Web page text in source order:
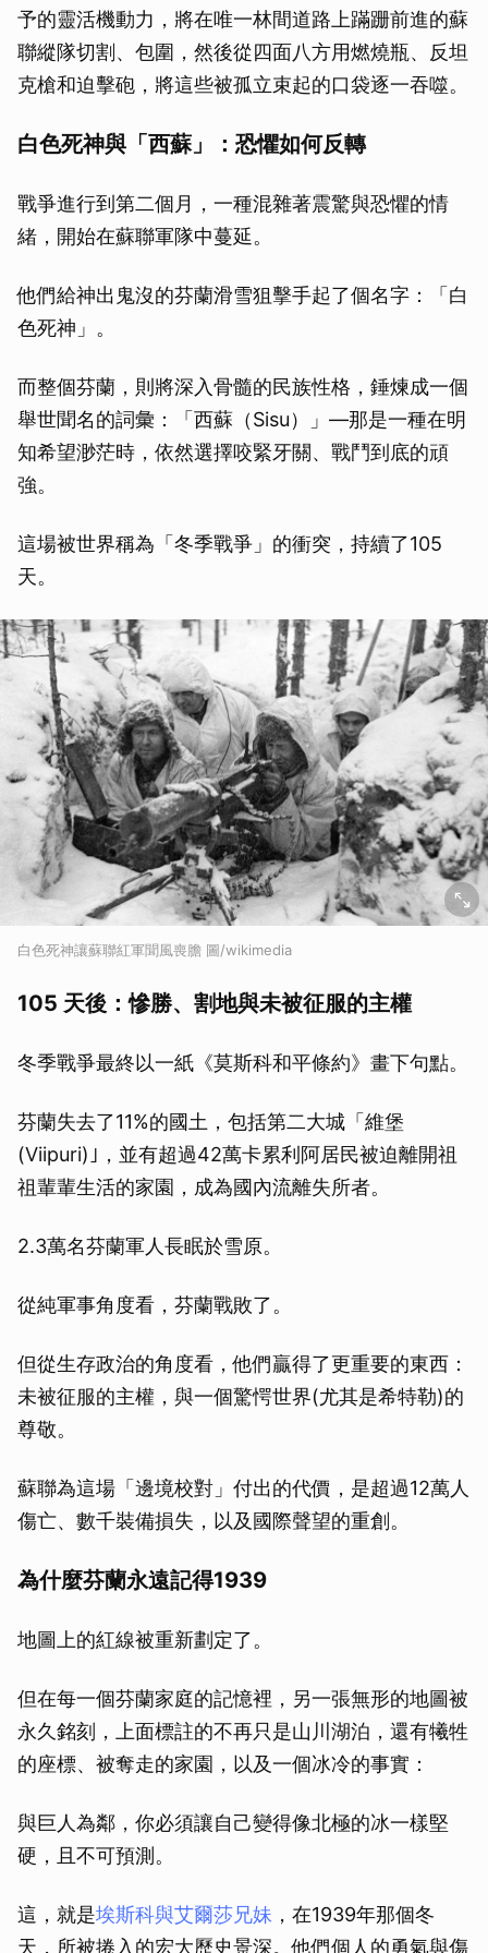
予的靈活機動力，將在唯一林間道路上蹣跚前進的蘇
聯縱隊切割、包圍，然後從四面八方用燃燒瓶、反坦
克槍和迫擊砲，將這些被孤立束起的口袋逐一吞噬。
白色死神與「西蘇」：恐懼如何反轉
戰爭進行到第二個月，一種混雜著震驚與恐懼的情
緒，開始在蘇聯軍隊中蔓延。
他們給神出鬼沒的芬蘭滑雪狙擊手起了個名字：「白
色死神」。
而整個芬蘭，則將深入骨髓的民族性格，錘煉成一個
舉世聞名的詞彙：「西蘇（Sisu）」—那是一種在明
知希望渺茫時，依然選擇咬緊牙關、戰鬥到底的頑
強。
這場被世界稱為「冬季戰爭」的衝突，持續了105
天。
白色死神讓蘇聯紅軍聞風喪膽 圖/wikimedia
105 天後：慘勝、割地與未被征服的主權
冬季戰爭最終以一紙《莫斯科和平條約》畫下句點。
芬蘭失去了11%的國土，包括第二大城「維堡
(Viipuri)｣，並有超過42萬卡累利阿居民被迫離開祖
祖輩輩生活的家園，成為國內流離失所者。
2.3萬名芬蘭軍人長眠於雪原。
從純軍事角度看，芬蘭戰敗了。
但從生存政治的角度看，他們贏得了更重要的東西：
未被征服的主權，與一個驚愕世界(尤其是希特勒)的
尊敬。
蘇聯為這場「邊境校對」付出的代價，是超過12萬人
傷亡、數千裝備損失，以及國際聲望的重創。
為什麼芬蘭永遠記得1939
地圖上的紅線被重新劃定了。
但在每一個芬蘭家庭的記憶裡，另一張無形的地圖被
永久銘刻，上面標註的不再只是山川湖泊，還有犧牲
的座標、被奪走的家園，以及一個冰冷的事實：
與巨人為鄰，你必須讓自己變得像北極的冰一樣堅
硬，且不可預測。
這，就是埃斯科與艾爾莎兄妹 ，在1939年那個冬
天，所被捲入的宏大歷史景深。他們個人的勇氣與傷